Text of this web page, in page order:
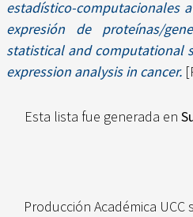
estadístico-computacionales
expresión de proteínas/
statistical and computational
expression analysis in cancer.
Esta lista fue generada en
Producción Académica UCC